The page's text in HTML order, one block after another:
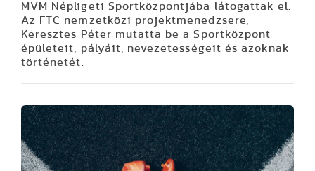
MVM Népligeti Sportközpontjába látogattak el.
Az FTC nemzetközi projektmenedzsere,
Keresztes Péter mutatta be a Sportközpont
épületeit, pályáit, nevezetességeit és azoknak
történetét.